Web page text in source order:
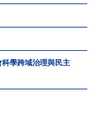
科學跨域治理與民主